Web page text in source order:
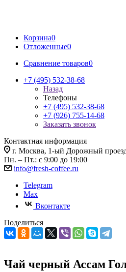
Корзина0
Отложенные0
Сравнение товаров0
+7 (495) 532-38-68
Назад
Телефоны
+7 (495) 532-38-68
+7 (926) 755-14-68
Заказать звонок
Контактная информация
г. Москва, 1-ый Дорожный
Пн. – Пт.: с 9:00 до 19:00
info@fresh-coffee.ru
Telegram
Max
Вконтакте
Поделиться
Чай черный Ассам